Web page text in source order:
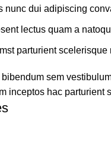
nunc dui adipiscing
lectus quam a
parturient scelerisque
sem
inceptos hac parturient